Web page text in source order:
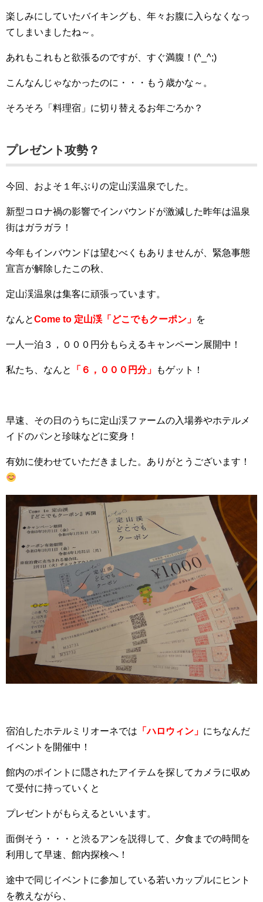
楽しみにしていたバイキングも、年々お腹に入らなくなっ
てしまいましたね～。
あれもこれもと欲張るのですが、すぐ満腹！(^_^;)
こんなんじゃなかったのに・・・もう歳かな～。
そろそろ「料理宿」に切り替えるお年ごろか？
プレゼント攻勢？
今回、およそ１年ぶりの定山渓温泉でした。
新型コロナ禍の影響でインバウンドが激減した昨年は温泉
街はガラガラ！
今年もインバウンドは望むべくもありませんが、緊急事態
宣言が解除したこの秋、
定山渓温泉は集客に頑張っています。
なんとCome to 定山渓「どこでもクーポン」 を
一人一泊３，０００円分もらえるキャンペーン展開中！
私たち、なんと 「６，０００円分」 もゲット！
早速、その日のうちに定山渓ファームの入場券やホテルメ
イドのパンと珍味などに変身！
有効に使わせていただきました。ありがとうございます！
宿泊したホテルミリオーネでは 「ハロウィン」 にちなんだ
イベントを開催中！
館内のポイントに隠されたアイテムを探してカメラに収め
て受付に持っていくと
プレゼントがもらえるといいます。
面倒そう・・・と渋るアンを説得して、夕食までの時間を
利用して早速、館内探検へ！
途中で同じイベントに参加している若いカップルにヒント
を教えながら、